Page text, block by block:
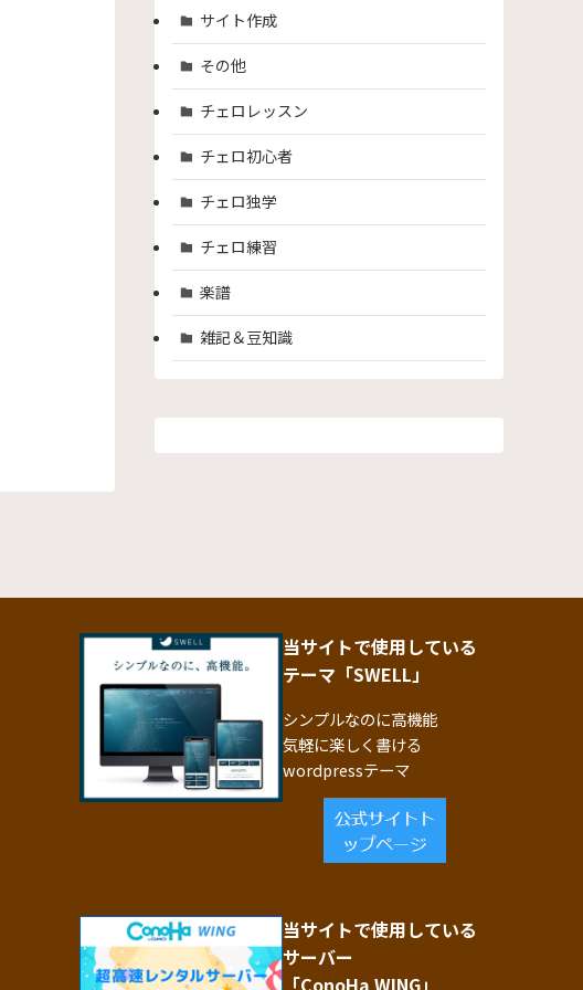
サイト作成
その他
チェロレッスン
チェロ初心者
チェロ独学
チェロ練習
楽譜
雑記＆豆知識
当サイトで使用している
テーマ「SWELL」
シンプルなのに高機能
気軽に楽しく書ける
wordpressテーマ
当サイトで使用している
サーバー